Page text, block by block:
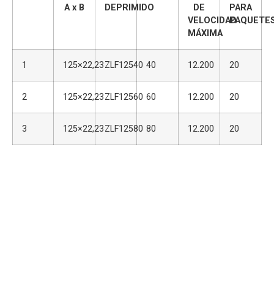
A x B
DEPRIMIDO
DE
VELOCIDAD
MÁXIMA
PARA
1 125×22,23ZLF12540 40 12.200 20
2 125×22,23ZLF12560 60 12.200 20
3 125×22,23ZLF12580 80 12.200 20